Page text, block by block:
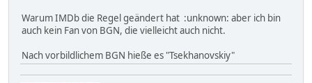
Warum IMDb die Regel geändert hat :unknown: aber ich bin
auch kein Fan von BGN, die vielleicht auch nicht.
Nach vorbildlichem BGN hieße es "Tsekhanovskiy"